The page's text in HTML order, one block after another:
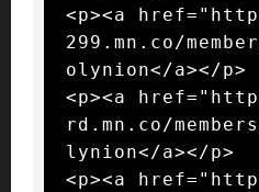
<p><a
299.mn.co/
olynion</a></p>
<p><a
rd.mn.co/
lynion</a></p>
<p><a